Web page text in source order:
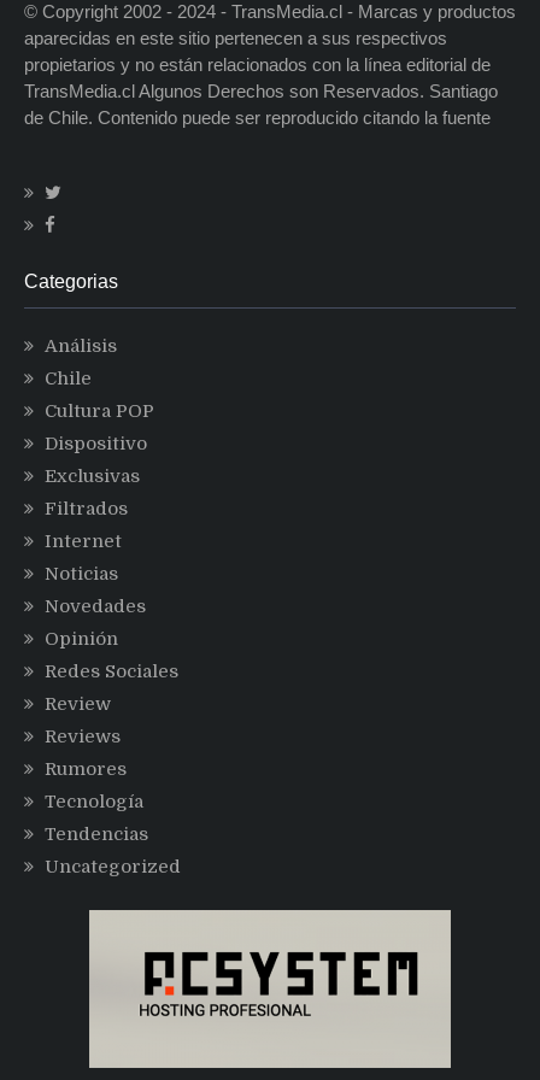
© Copyright 2002 - 2024 - TransMedia.cl - Marcas y productos
aparecidas en este sitio pertenecen a sus respectivos
propietarios y no están relacionados con la línea editorial de
TransMedia.cl Algunos Derechos son Reservados. Santiago
de Chile. Contenido puede ser reproducido citando la fuente
Categorias
Análisis
Chile
Cultura POP
Dispositivo
Exclusivas
Filtrados
Internet
Noticias
Novedades
Opinión
Redes Sociales
Review
Reviews
Rumores
Tecnología
Tendencias
Uncategorized